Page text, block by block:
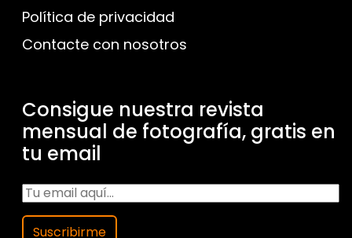
Política de privacidad
Contacte con nosotros
Consigue nuestra revista
mensual de fotografía, gratis en
tu email
Suscribirme